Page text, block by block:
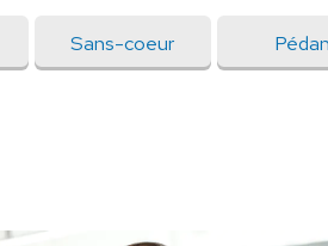
Sans-coeur